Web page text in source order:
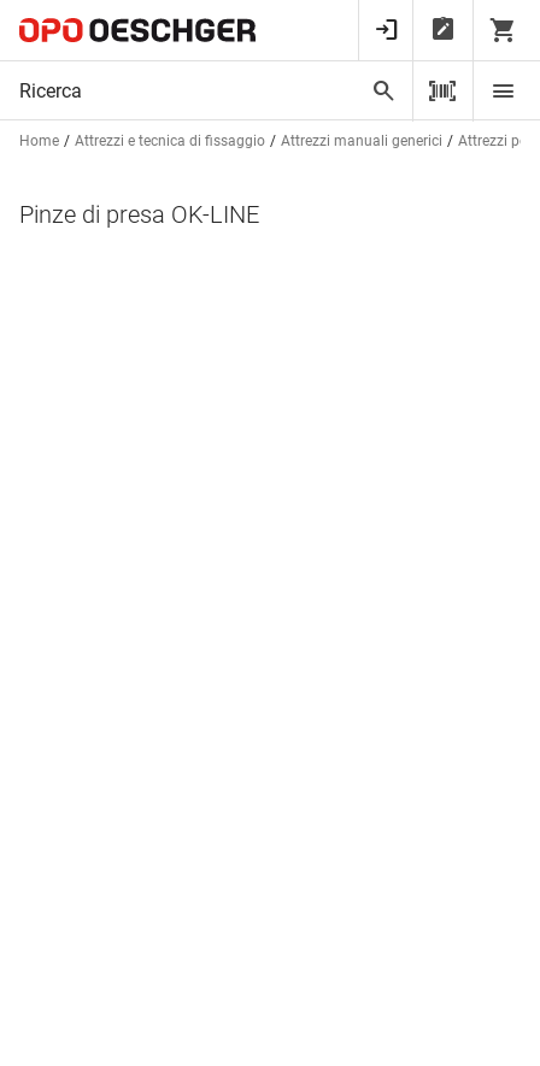
Home Attrezzi e tecnica di fissaggio Attrezzi manuali generici Attrezzi per
Pinze di presa OK-LINE